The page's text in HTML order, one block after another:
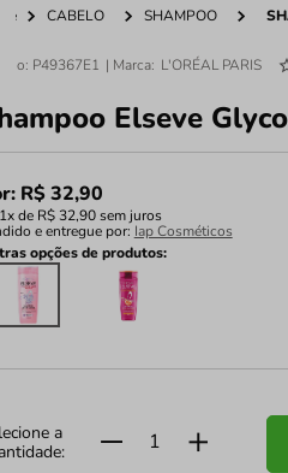
CABELO SHAMPOO
: P49367E1 L'ORÉAL PARIS
Elseve
R$32,90
1x de R$ 32,90sem juros
e entregue por: Iap Cosméticos
opções de produtos: